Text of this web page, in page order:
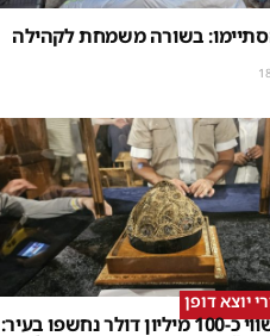
בשורה משמחת לקהילה
יוצא דופן
אוצרות בשווי כ-100 מיליון דולר נחשפו בעיר: